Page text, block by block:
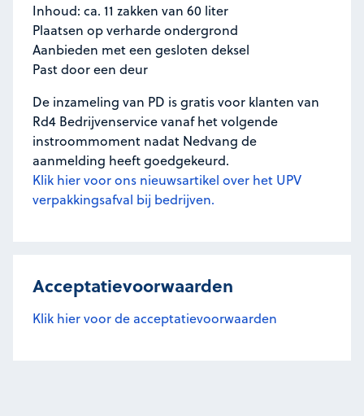
Inhoud: ca. 11 zakken van 60 liter
Plaatsen op verharde ondergrond
Aanbieden met een gesloten deksel
Past door een deur
De inzameling van PD is gratis voor klanten van
Rd4 Bedrijvenservice vanaf het volgende
instroommoment nadat Nedvang de
aanmelding heeft goedgekeurd.
Klik hier voor ons nieuwsartikel over het UPV
verpakkingsafval bij bedrijven.
Acceptatievoorwaarden
Klik hier voor de acceptatievoorwaarden